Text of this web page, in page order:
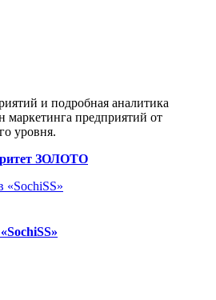
и подробная аналитика
маркетинга предприятий от
уровня.
ЗОЛОТО